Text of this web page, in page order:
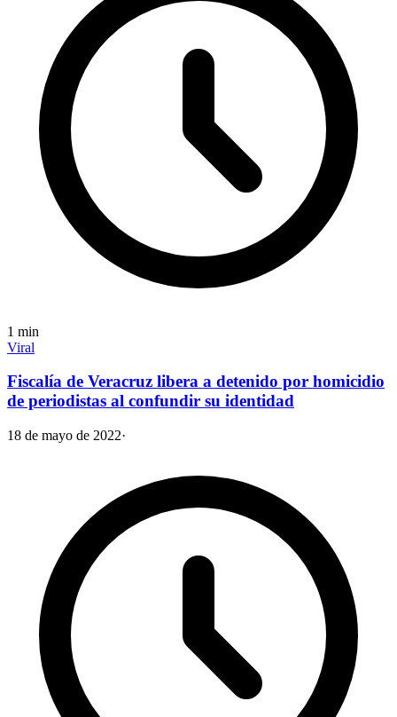
1 min
Viral
Fiscalía de Veracruz libera a detenido por homicidio
de periodistas al confundir su identidad
18 de mayo de 2022·